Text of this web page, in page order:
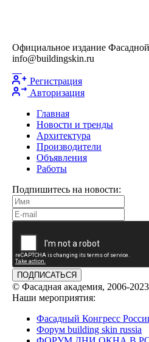
Официальное издание
info@buildingskin.ru
Регистрация
Авторизация
Главная
Новости и тренды
Архитектура
Производители
Объявления
Работы
Подпишитесь на новости:
ПОДПИСАТЬСЯ
© Фасадная академия, 2006-2023
Наши мероприятия:
Фасадный Конгресс
Форум building skin russia